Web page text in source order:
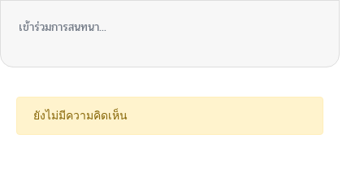
เข้าร่วมการสนทนา...
ยังไม่มีความคิดเห็น